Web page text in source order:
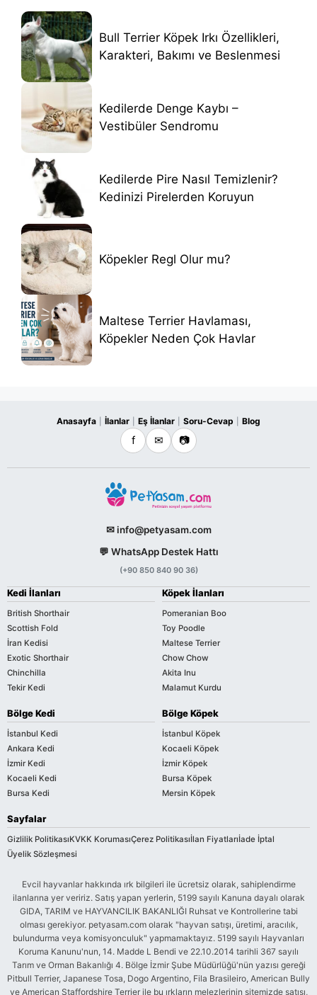
Bull Terrier Köpek Irkı Özellikleri,
Karakteri, Bakımı ve Beslenmesi
Kedilerde Denge Kaybı –
Vestibüler Sendromu
Kedilerde Pire Nasıl Temizlenir?
Kedinizi Pirelerden Koruyun
Köpekler Regl Olur mu?
Maltese Terrier Havlaması,
Köpekler Neden Çok Havlar
Anasayfa İlanlar Eş İlanlar Soru-Cevap Blog
f ✉ 📷
✉ info@petyasam.com
💬 WhatsApp Destek Hattı
(+90 850 840 90 36)
Kedi İlanları
British Shorthair
Scottish Fold
İran Kedisi
Exotic Shorthair
Chinchilla
Tekir Kedi
Köpek İlanları
Pomeranian Boo
Toy Poodle
Maltese Terrier
Chow Chow
Akita Inu
Malamut Kurdu
Bölge Kedi
İstanbul Kedi
Ankara Kedi
İzmir Kedi
Kocaeli Kedi
Bursa Kedi
Bölge Köpek
İstanbul Köpek
Kocaeli Köpek
İzmir Köpek
Bursa Köpek
Mersin Köpek
Sayfalar
Gizlilik PolitikasıKVKK KorumasıÇerez Politikasıİlan Fiyatlarıİade İptal
Üyelik Sözleşmesi
Evcil hayvanlar hakkında ırk bilgileri ile ücretsiz olarak, sahiplendirme
ilanlarına yer veririz. Satış yapan yerlerin, 5199 sayılı Kanuna dayalı olarak
GIDA, TARIM ve HAYVANCILIK BAKANLIĞI Ruhsat ve Kontrollerine tabi
olması gerekiyor. petyasam.com olarak "hayvan satışı, üretimi, aracılık,
bulundurma veya komisyonculuk" yapmamaktayız. 5199 sayılı Hayvanları
Koruma Kanunu'nun, 14. Madde L Bendi ve 22.10.2014 tarihli 367 sayılı
Tarım ve Orman Bakanlığı 4. Bölge İzmir Şube Müdürlüğü'nün yazısı gereği
Pitbull Terrier, Japanese Tosa, Dogo Argentino, Fila Brasileiro, American Bully
ve American Staffordshire Terrier ile bu ırkların melezlerinin sitemizde satışı,